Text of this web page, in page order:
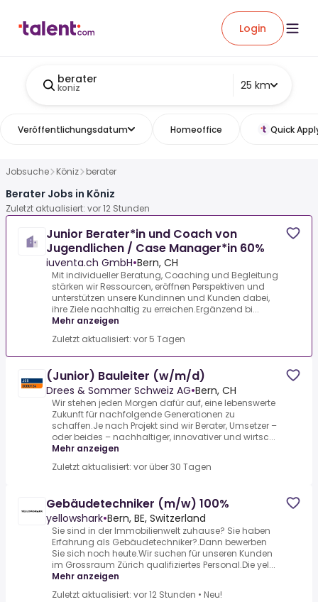
Login
berater
koniz 25 km
Veröffentlichungsdatum Homeoffice Quick
Jobsuche Köniz berater
Berater Jobs in Köniz
Zuletzt aktualisiert: vor 12 Stunden
Junior Berater*in und Coach von
Jugendlichen / Case Manager*in 60%
iuventa.ch GmbH•Bern, CH
Mit individueller Beratung, Coaching und Begleitung
stärken wir Ressourcen, eröffnen Perspektiven und
unterstützen unsere Kundinnen und Kunden dabei,
ihre Ziele nachhaltig zu erreichen.Ergänzend bi...
Mehr anzeigen
Zuletzt aktualisiert: vor 5 Tagen
(Junior) Bauleiter (w/m/d)
Drees & Sommer Schweiz AG•Bern, CH
Wir stehen jeden Morgen dafür auf, eine lebenswerte
Zukunft für nachfolgende Generationen zu
schaffen.Je nach Projekt sind wir Berater, Umsetzer –
oder beides – nachhaltiger, innovativer und wirtsc...
Mehr anzeigen
Zuletzt aktualisiert: vor über 30 Tagen
Gebäudetechniker (m/w) 100%
yellowshark•Bern, BE, Switzerland
Sie sind in der Immobilienwelt zuhause? Sie haben
Erfahrung als Gebäudetechniker?.Dann bewerben
Sie sich noch heute.Wir suchen für unseren Kunden
im Grossraum Zürich qualifiziertes Personal.Die yel...
Mehr anzeigen
Zuletzt aktualisiert: vor 12 Stunden • Neu!